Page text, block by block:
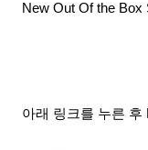
New Out Of the
아래 링크를 누른 후